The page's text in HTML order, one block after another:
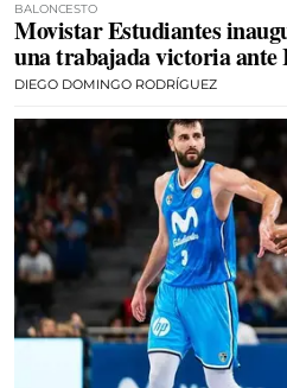
BALONCESTO
Movistar Estudiantes
una trabajada victoria ante
DIEGO DOMINGO RODRÍGUEZ